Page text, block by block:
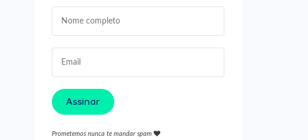
Assinar
Prometemos nunca te mandar spam